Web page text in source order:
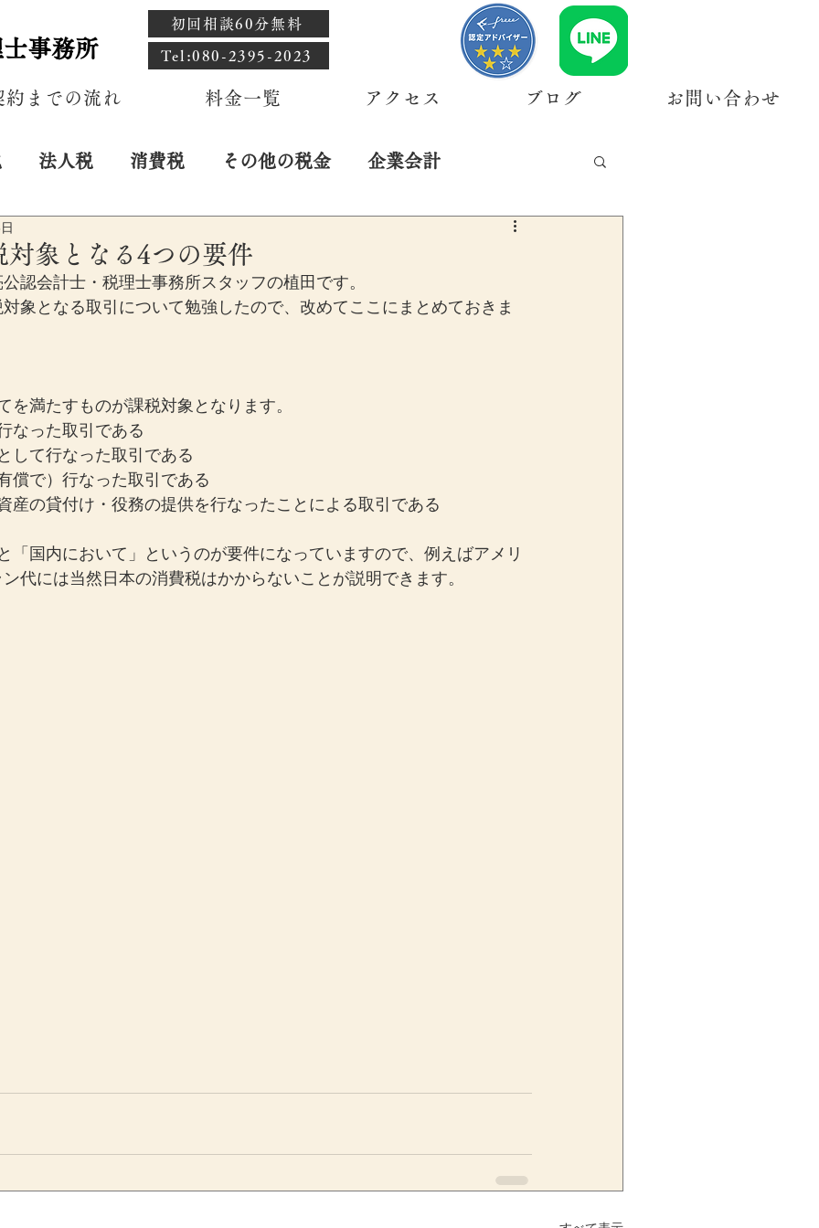
事務所
初回相談60分無料
​Tel:080-2395-2023
約までの流れ 料金一覧 アクセス ブログ お問い合わせ
法人税 消費税 その他の税金 企業会計
対象となる4つの要件
認会計士・税理士事務所スタッフの植田です。
象となる取引について勉強したので、改めてここにまとめておきま
満たすものが課税対象となります。
った取引である
て行なった取引である
で）行なった取引である
の貸付け・役務の提供を行なったことによる取引である
「国内において」というのが要件になっていますので、例えばアメリ
代には当然日本の消費税はかからないことが説明できます。